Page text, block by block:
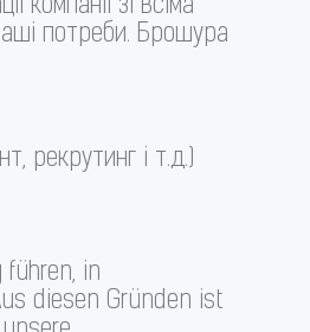
зі всіма
потреби. Брошура
рекрутинг і т.д.)
in
diesen Gründen ist